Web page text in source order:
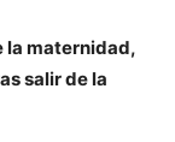
la maternidad,
salir de la